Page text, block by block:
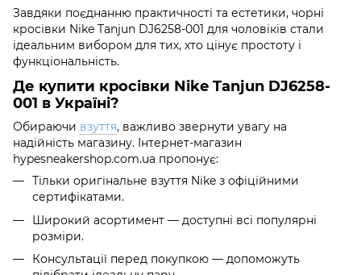
Завдяки поєднанню практичності та естетики, чорні
кросівки Nike Tanjun DJ6258-001 для чоловіків стали
ідеальним вибором для тих, хто цінує простоту і
функціональність.
Де купити кросівки Nike Tanjun DJ6258-
001 в Україні?
Обираючи взуття, важливо звернути увагу на
надійність магазину. Інтернет-магазин
hypesneakershop.com.ua пропонує:
Тільки оригінальне взуття Nike з офіційними
сертифікатами.
Широкий асортимент — доступні всі популярні
розміри.
Консультації перед покупкою — допоможуть